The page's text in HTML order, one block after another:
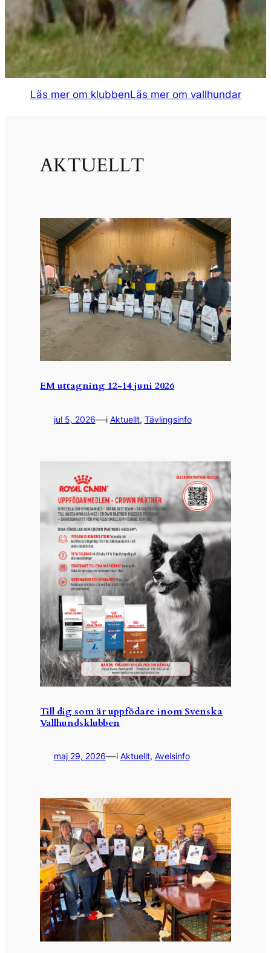
Läs mer om klubbenLäs mer om vallhundar
AKTUELLT
EM uttagning 12-14 juni 2026
jul 5, 2026—i Aktuellt, Tävlingsinfo
Till dig som är uppfödare inom Svenska
Vallhundsklubben
maj 29, 2026—i Aktuellt, Avelsinfo